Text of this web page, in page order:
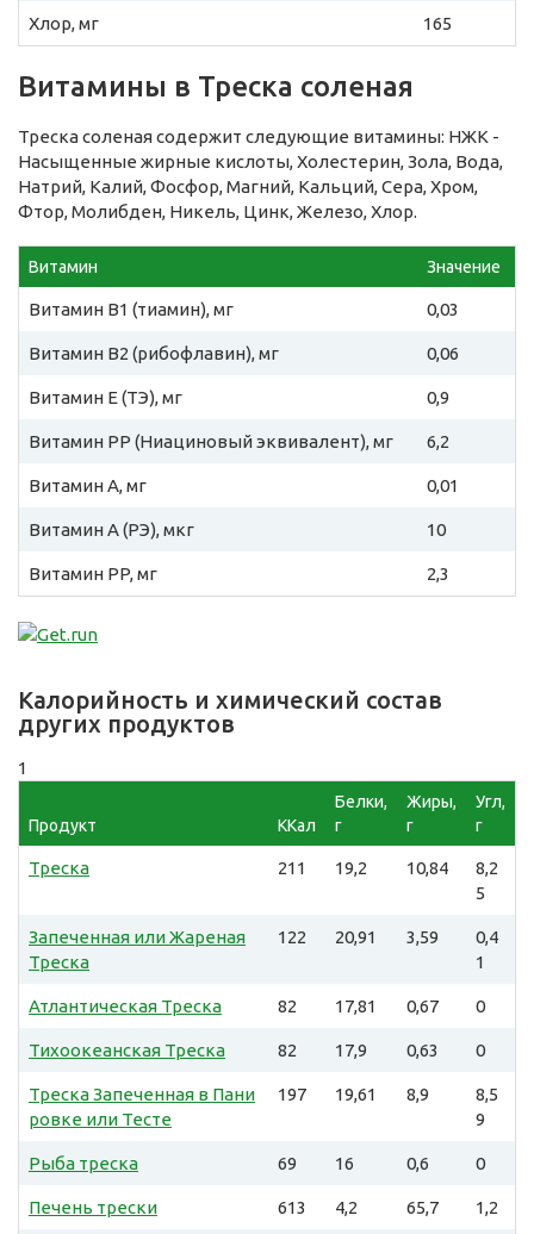
Хлор, мг 165
Витамины в Треска соленая
Треска соленая содержит следующие витамины: НЖК -
Насыщенные жирные кислоты, Холестерин, Зола, Вода,
Натрий, Калий, Фосфор, Магний, Кальций, Сера, Хром,
Фтор, Молибден, Никель, Цинк, Железо, Хлор.
Витамин Значение
Витамин B1 (тиамин), мг 0,03
Витамин B2 (рибофлавин), мг 0,06
Витамин E (ТЭ), мг 0,9
Витамин PP (Ниациновый эквивалент), мг 6,2
Витамин A, мг 0,01
Витамин A (РЭ), мкг 10
Витамин PP, мг 2,3
Калорийность и химический состав
других продуктов
1
Продукт ККал
Белки,
г
Жиры,
г
Угл,
г
Треска 211 19,2 10,84
8,2
5
Запеченная или Жареная
Треска
122 20,91 3,59
0,4
1
Атлантическая Треска 82 17,81 0,67 0
Тихоокеанская Треска 82 17,9 0,63 0
Треска Запеченная в Пани
ровке или Тесте
197 19,61 8,9
8,5
9
Рыба треска 69 16 0,6 0
Печень трески 613 4,2 65,7 1,2